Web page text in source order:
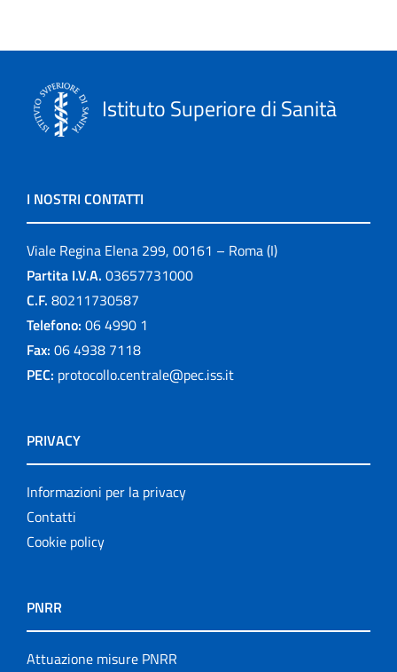
Istituto Superiore di Sanità
I NOSTRI CONTATTI
Viale Regina Elena 299, 00161 – Roma (I)
Partita I.V.A. 03657731000
C.F. 80211730587
Telefono: 06 4990 1
Fax: 06 4938 7118
PEC: protocollo.centrale@pec.iss.it
PRIVACY
Informazioni per la privacy
Contatti
Cookie policy
PNRR
Attuazione misure PNRR